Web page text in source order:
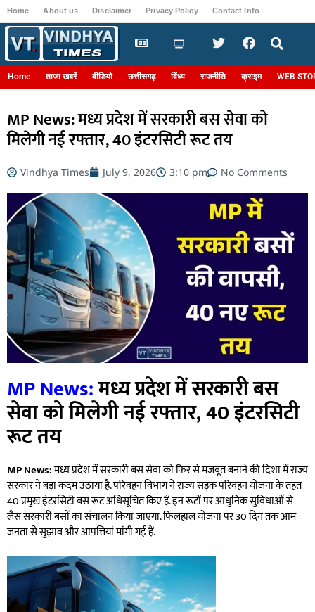
Home About us Disclaimer Privacy Policy Contact Info
Home ताजा खबरें वीडियो छत्तीसगढ़ विंध्य राजनीति क्राइम WEB
MP News: मध्य प्रदेश में सरकारी बस सेवा को
मिलेगी नई रफ्तार, 40 इंटरसिटी रूट तय
Vindhya Times July 9, 2026 3:10 pm No Comments
MP News:मध्य प्रदेश में सरकारी बस
सेवा को मिलेगी नई रफ्तार, 40 इंटरसिटी
रूट तय
MP News:मध्य प्रदेश में सरकारी बस सेवा को फिर से मजबूत बनाने की दिशा में राज्य
सरकार ने बड़ा कदम उठाया है. परिवहन विभाग ने राज्य सड़क परिवहन योजना के तहत
40 प्रमुख इंटरसिटी बस रूट अधिसूचित किए हैं. इन रूटों पर आधुनिक सुविधाओं से
लैस सरकारी बसों का संचालन किया जाएगा. फिलहाल योजना पर 30 दिन तक आम
जनता से सुझाव और आपत्तियां मांगी गई हैं.